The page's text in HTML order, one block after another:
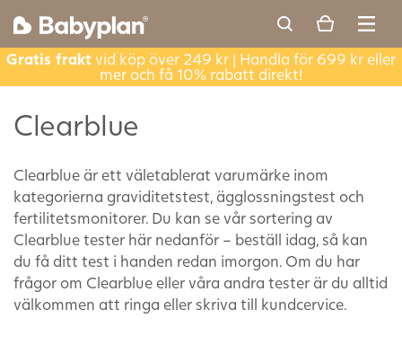
Gratis fraktvid köp över 249 kr | Handla för 699 kr eller
mer och få 10% rabatt direkt!
Clearblue
Clearblue är ett väletablerat varumärke inom
kategorierna graviditetstest, ägglossningstest och
fertilitetsmonitorer. Du kan se vår sortering av
Clearblue tester här nedanför – beställ idag, så kan
du få ditt test i handen redan imorgon. Om du har
frågor om Clearblue eller våra andra tester är du alltid
välkommen att ringa eller skriva till kundcervice.